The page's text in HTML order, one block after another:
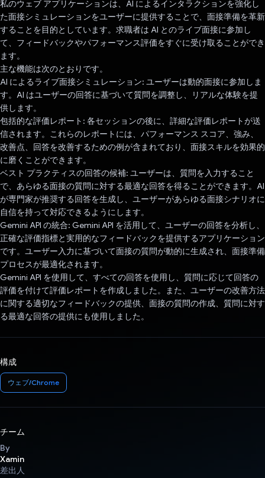
私のウェブ アプリケーションは、AI によるインタラクションを強化し
た面接シミュレーションをユーザーに提供することで、面接準備を革新
することを目的としています。求職者は AI とのライブ面接に参加し
て、フィードバックやパフォーマンス評価をすぐに受け取ることができ
ます。
主な機能は次のとおりです。
AI によるライブ面接シミュレーション: ユーザーは動的面接に参加しま
す。AI はユーザーの回答に基づいて質問を調整し、リアルな体験を提
供します。
包括的な評価レポート: 各セッションの後に、詳細な評価レポートが送
信されます。これらのレポートには、パフォーマンス スコア、強み、
改善点、回答を改善するための例が含まれており、面接スキルを効果的
に磨くことができます。
ベスト プラクティスの回答の候補: ユーザーは、質問を入力すること
で、あらゆる面接の質問に対する最適な回答を得ることができます。AI
が専門家が推奨する回答を生成し、ユーザーがあらゆる面接シナリオに
自信を持って対応できるようにします。
Gemini API の統合: Gemini API を活用して、ユーザーの回答を分析し、
正確な評価指標と実用的なフィードバックを提供するアプリケーション
です。ユーザー入力に基づいて面接の質問が動的に生成され、面接準備
プロセスが最適化されます。
Gemini API を使用して、すべての回答を使用し、質問に応じて回答の
評価を付けて評価レポートを作成しました。また、ユーザーの改善方法
に関する適切なフィードバックの提供、面接の質問の作成、質問に対す
る最適な回答の提供にも使用しました。
構成
ウェブ/Chrome
チーム
By
Xamin
差出人